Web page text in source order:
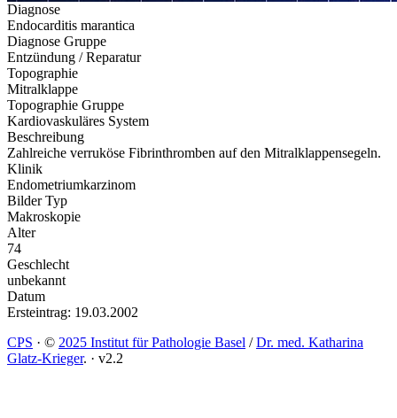
Diagnose
Endocarditis marantica
Diagnose Gruppe
Entzündung / Reparatur
Topographie
Mitralklappe
Topographie Gruppe
Kardiovaskuläres System
Beschreibung
Zahlreiche verruköse Fibrinthromben auf den Mitralklappensegeln.
Klinik
Endometriumkarzinom
Bilder Typ
Makroskopie
Alter
74
Geschlecht
unbekannt
Datum
Ersteintrag: 19.03.2002
CPS · © 2025 Institut für Pathologie Basel /Dr. med. Katharina
Glatz-Krieger. · v2.2